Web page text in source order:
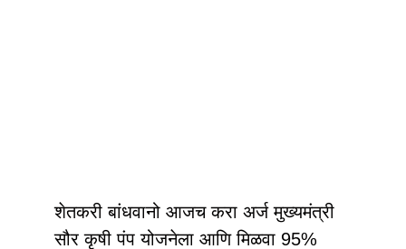
शेतकरी बांधवानो आजच करा अर्ज मुख्यमंत्री
सौर कृषी पंप योजनेला आणि मिळवा 95%